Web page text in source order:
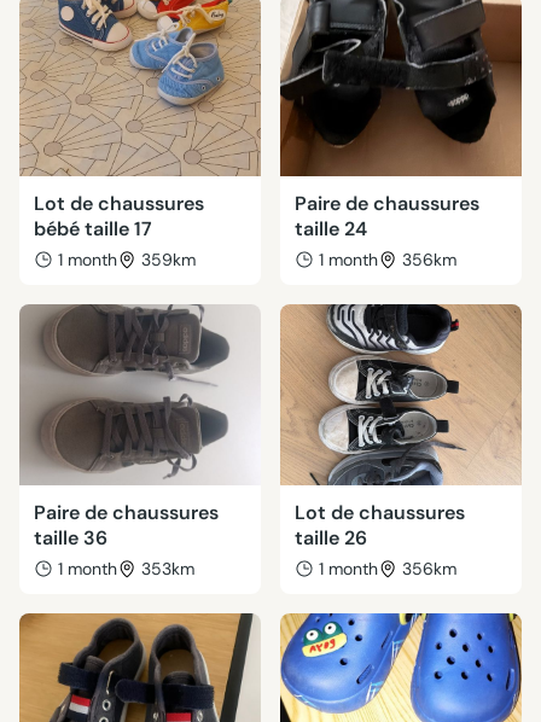
Lot de chaussures
bébé taille 17
1 month 359km
Paire de chaussures
taille 24
1 month 356km
Paire de chaussures
taille 36
1 month 353km
Lot de chaussures
taille 26
1 month 356km